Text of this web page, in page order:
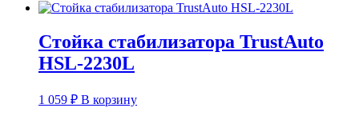
Стойка стабилизатора TrustAuto
HSL-2230L
1 059 ₽ В корзину